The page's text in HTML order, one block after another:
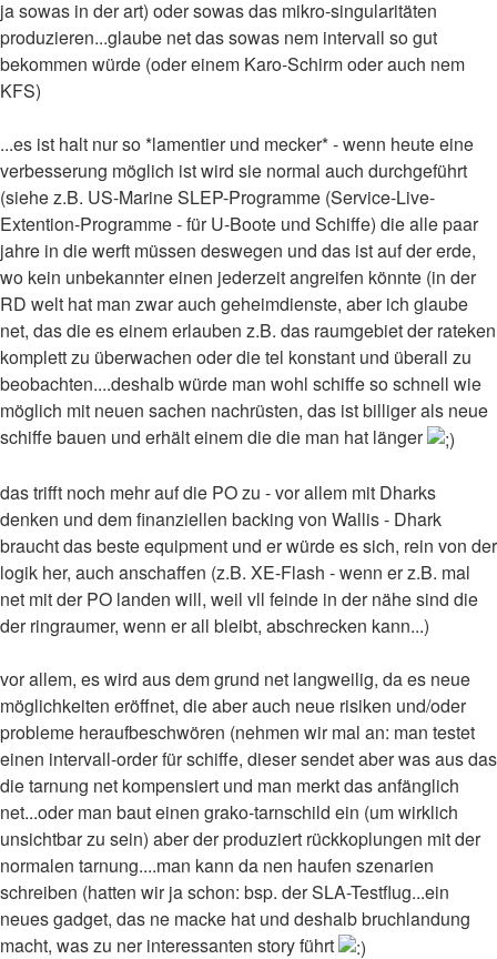
ja sowas in der art) oder sowas das mikro-singularitäten
produzieren...glaube net das sowas nem intervall so gut
bekommen würde (oder einem Karo-Schirm oder auch nem
KFS)
...es ist halt nur so *lamentier und mecker* - wenn heute eine
verbesserung möglich ist wird sie normal auch durchgeführt
(siehe z.B. US-Marine SLEP-Programme (Service-Live-
Extention-Programme - für U-Boote und Schiffe) die alle paar
jahre in die werft müssen deswegen und das ist auf der erde,
wo kein unbekannter einen jederzeit angreifen könnte (in der
RD welt hat man zwar auch geheimdienste, aber ich glaube
net, das die es einem erlauben z.B. das raumgebiet der rateken
komplett zu überwachen oder die tel konstant und überall zu
beobachten....deshalb würde man wohl schiffe so schnell wie
möglich mit neuen sachen nachrüsten, das ist billiger als neue
schiffe bauen und erhält einem die die man hat länger
das trifft noch mehr auf die PO zu - vor allem mit Dharks
denken und dem finanziellen backing von Wallis - Dhark
braucht das beste equipment und er würde es sich, rein von der
logik her, auch anschaffen (z.B. XE-Flash - wenn er z.B. mal
net mit der PO landen will, weil vll feinde in der nähe sind die
der ringraumer, wenn er all bleibt, abschrecken kann...)
vor allem, es wird aus dem grund net langweilig, da es neue
möglichkeiten eröffnet, die aber auch neue risiken und/oder
probleme heraufbeschwören (nehmen wir mal an: man testet
einen intervall-order für schiffe, dieser sendet aber was aus das
die tarnung net kompensiert und man merkt das anfänglich
net...oder man baut einen grako-tarnschild ein (um wirklich
unsichtbar zu sein) aber der produziert rückkoplungen mit der
normalen tarnung....man kann da nen haufen szenarien
schreiben (hatten wir ja schon: bsp. der SLA-Testflug...ein
neues gadget, das ne macke hat und deshalb bruchlandung
macht, was zu ner interessanten story führt